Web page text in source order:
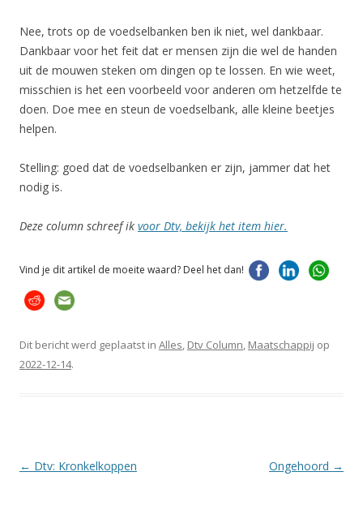
Nee, trots op de voedselbanken ben ik niet, wel dankbaar.
Dankbaar voor het feit dat er mensen zijn die wel de handen
uit de mouwen steken om dingen op te lossen. En wie weet,
misschien is het een voorbeeld voor anderen om hetzelfde te
doen. Doe mee en steun de voedselbank, alle kleine beetjes
helpen.
Stelling: goed dat de voedselbanken er zijn, jammer dat het
nodig is.
Deze column schreef ik voor Dtv, bekijk het item hier.
Vind je dit artikel de moeite waard? Deel het dan!
Dit bericht werd geplaatst in Alles, Dtv Column, Maatschappij op
2022-12-14.
Berichtnavigatie
← Dtv: Kronkelkoppen Ongehoord →